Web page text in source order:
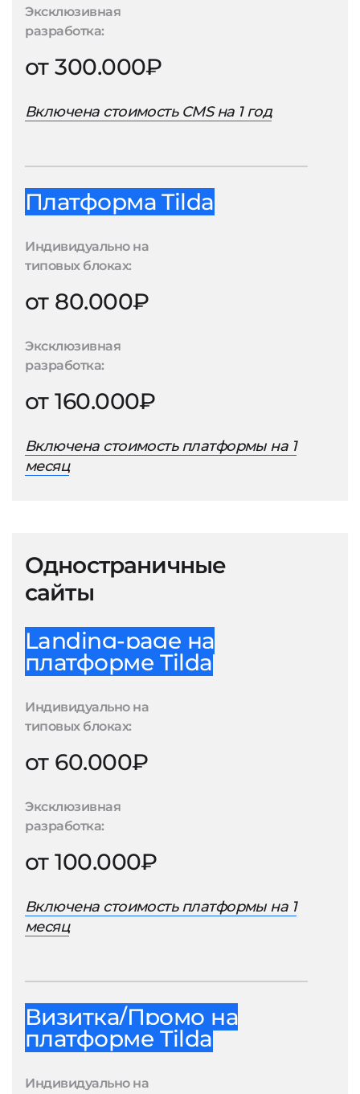
Эксклюзивная
разработка:
от 300.000₽
Включена стоимость CMS на 1 год
Платформа Tilda
Индивидуально на
типовых блоках:
от 80.000₽
Эксклюзивная
разработка:
от 160.000₽
Включена стоимость платформы на 1
месяц
Одностраничные
сайты
Landing-page на
платформе Tilda
Индивидуально на
типовых блоках:
от 60.000₽
Эксклюзивная
разработка:
от 100.000₽
Включена стоимость платформы на 1
месяц
Визитка/Промо на
платформе Tilda
Индивидуально на